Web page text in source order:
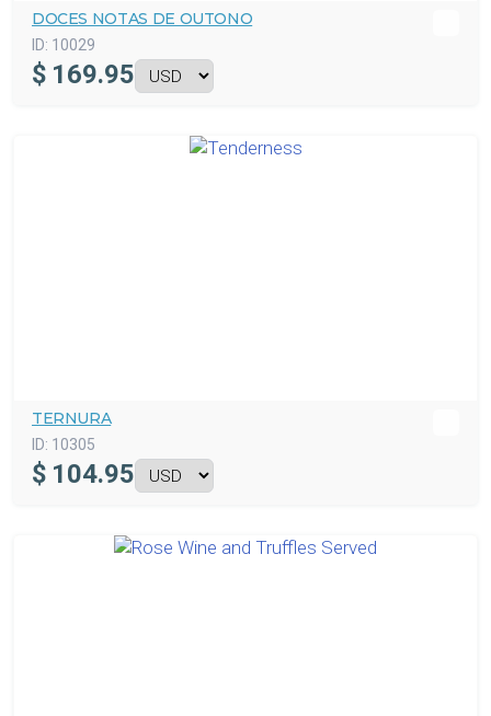
DOCES NOTAS DE OUTONO
ID: 10029
$ 169.95
TERNURA
ID: 10305
$ 104.95